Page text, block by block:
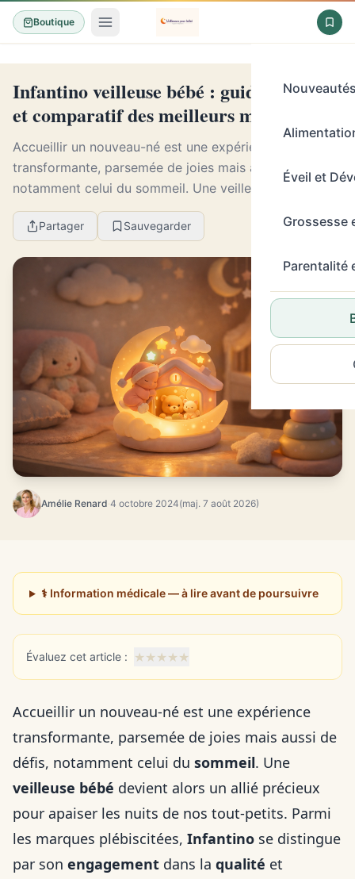
Boutique
Éveil et
Grossesse
Parentalité
Infantino veilleuse bébé : guide d'achat
et comparatif des meilleurs modèles
Accueillir un nouveau-né est une expérience
transformante, parsemée de joies mais aussi de défis,
notamment celui du sommeil. Une veilleuse bébé
devient alors un allié précieux pour apaiser les nuits ...
Partager Sauvegarder
Amélie Renard·4 octobre 2024(maj. 7 août 2026)
⚕️ Information médicale — à lire avant de poursuivre
Évaluez cet article : ★★★★★
Accueillir un nouveau-né est une expérience
transformante, parsemée de joies mais aussi de
défis, notamment celui du sommeil. Une
veilleuse bébé devient alors un allié précieux
pour apaiser les nuits de nos tout-petits. Parmi
les marques plébiscitées, Infantino se distingue
par son engagement dans la qualité et